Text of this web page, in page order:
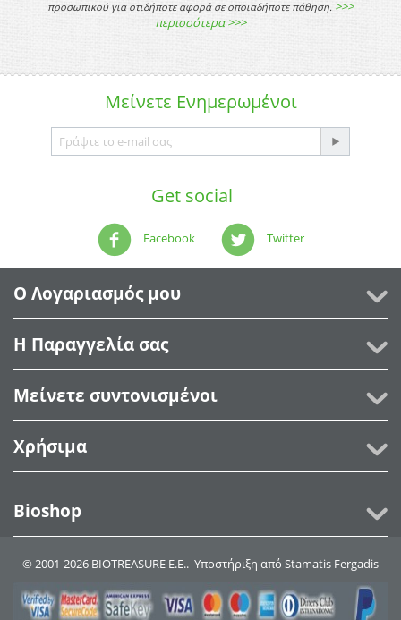
προσωπικού για οτιδήποτε αφορά σε οποιαδήποτε πάθηση. >>>
περισσότερα >>>
Μείνετε Ενημερωμένοι
Get social
Facebook Twitter
Ο Λογαριασμός μου
Η Παραγγελία σας
Μείνετε συντονισμένοι
Χρήσιμα
Bioshop
© 2001-2026 BIOTREASURE Ε.Ε.. Υποστήριξη από Stamatis Fergadis